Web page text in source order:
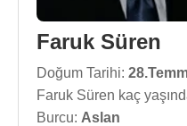
Faruk Süren
Doğum Tarihi:
Faruk Süren kaç
Burcu: Aslan